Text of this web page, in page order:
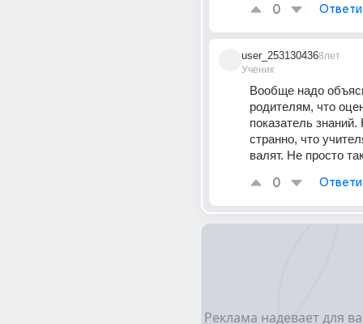
0
user_253130436
Ученик
8лет
Вообще надо
родителям, что
показатель знаний.
странно, что
валят. Не просто
0